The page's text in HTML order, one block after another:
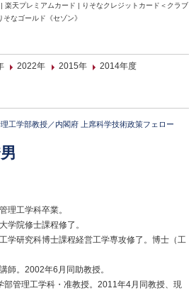
楽天プレミアムカード | りそなクレジットカード＜クラブ
なゴールド《セゾン》
2022年 2015年 2014年度
工学部教授／内閣府 上席科学技術政策フェロー
理工学科卒業。
学院修士課程修了。
学研究科博士課程経営工学専攻修了。博士（工
師。2002年6月同助教授。
管理工学科・准教授。2011年4月同教授、現